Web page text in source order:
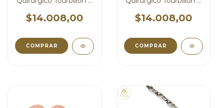
$14.008,00
COMPRAR
$14.008,00
COMPRAR